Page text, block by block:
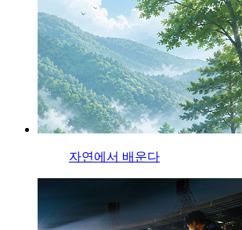
자연에서 배운다